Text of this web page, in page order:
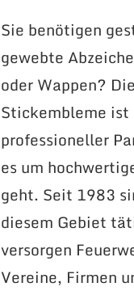
Sie benötigen
gewebte
oder Wappen?
Stickembleme
professioneller
es um
geht. Seit 1983
diesem Gebiet
versorgen
Vereine, Firmen